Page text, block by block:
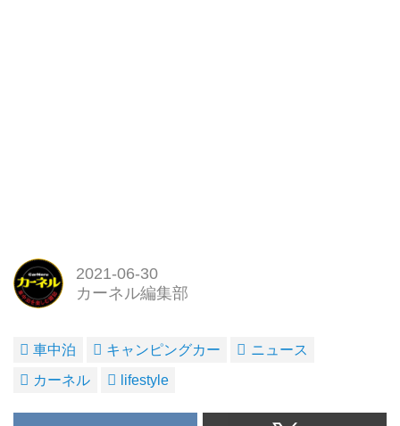
2021-06-30
カーネル編集部
車中泊 キャンピングカー
ニュース
カーネル
lifestyle